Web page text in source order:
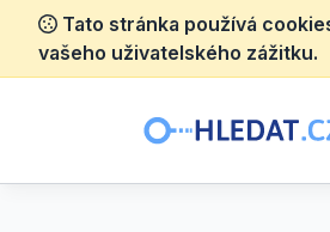
Tato stránka používá
vašeho uživatelského zážitku.